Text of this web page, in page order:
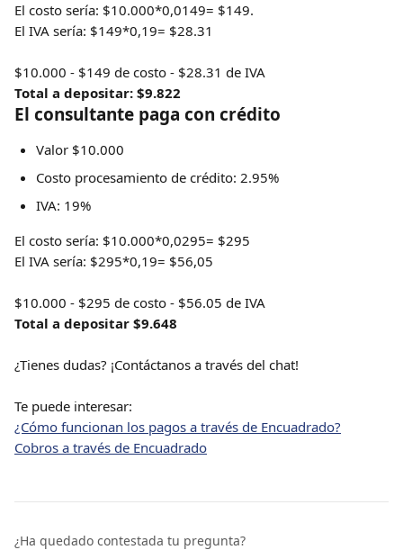
El costo sería: $10.000*0,0149= $149.
El IVA sería: $149*0,19= $28.31
$10.000 - $149 de costo - $28.31 de IVA
Total a depositar: $9.822
El consultante paga con crédito
Valor $10.000
Costo procesamiento de crédito: 2.95%
IVA: 19%
El costo sería: $10.000*0,0295= $295
El IVA sería: $295*0,19= $56,05
$10.000 - $295 de costo - $56.05 de IVA
Total a depositar $9.648
¿Tienes dudas? ¡Contáctanos a través del chat!
Te puede interesar:
¿Cómo funcionan los pagos a través de Encuadrado?
Cobros a través de Encuadrado
¿Ha quedado contestada tu pregunta?